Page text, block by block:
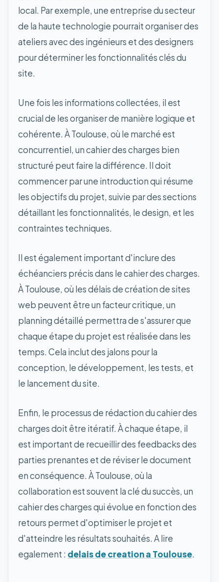
local. Par exemple, une entreprise du secteur
de la haute technologie pourrait organiser des
ateliers avec des ingénieurs et des designers
pour déterminer les fonctionnalités clés du
site.
Une fois les informations collectées, il est
crucial de les organiser de manière logique et
cohérente. À Toulouse, où le marché est
concurrentiel, un cahier des charges bien
structuré peut faire la différence. Il doit
commencer par une introduction qui résume
les objectifs du projet, suivie par des sections
détaillant les fonctionnalités, le design, et les
contraintes techniques.
Il est également important d'inclure des
échéanciers précis dans le cahier des charges.
À Toulouse, où les délais de création de sites
web peuvent être un facteur critique, un
planning détaillé permettra de s'assurer que
chaque étape du projet est réalisée dans les
temps. Cela inclut des jalons pour la
conception, le développement, les tests, et
le lancement du site.
Enfin, le processus de rédaction du cahier des
charges doit être itératif. À chaque étape, il
est important de recueillir des feedbacks des
parties prenantes et de réviser le document
en conséquence. À Toulouse, où la
collaboration est souvent la clé du succès, un
cahier des charges qui évolue en fonction des
retours permet d'optimiser le projet et
d'atteindre les résultats souhaités. A lire
egalement : delais de creation a Toulouse.